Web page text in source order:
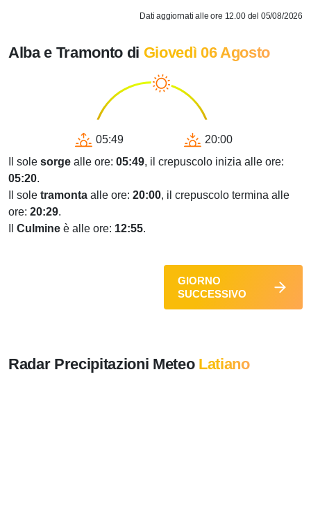
Dati aggiornati alle ore 12.00 del 05/08/2026
Alba e Tramonto di Giovedì 06 Agosto
05:49
20:00
Il sole sorge alle ore: 05:49, il crepuscolo inizia alle ore:
05:20.
Il sole tramonta alle ore: 20:00, il crepuscolo termina alle
ore: 20:29.
Culmine è alle ore: 12:55.
GIORNO
SUCCESSIVO
Radar Precipitazioni Meteo Latiano